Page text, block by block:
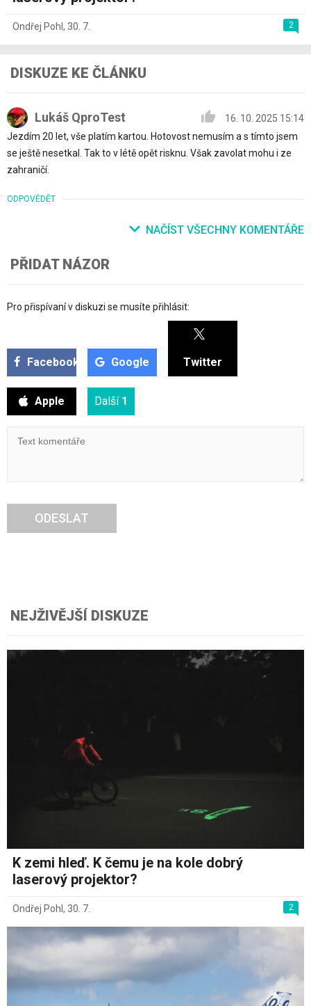
2
Ondřej Pohl , 30. 7.
DISKUZE KE ČLÁNKU
Lukáš QproTest
16. 10. 2025 15:14
Jezdím 20 let, vše platím kartou. Hotovost nemusím a s tímto jsem
se ještě nesetkal. Tak to v létě opět risknu. Však zavolat mohu i ze
zahraničí.
ODPOVĚDĚT
NAČÍST VŠECHNY KOMENTÁŘE
PŘIDAT NÁZOR
Pro přispívaní v diskuzi se musíte přihlásit:
Facebook Google Twitter
Apple Další 1
ODESLAT
NEJŽIVĚJŠÍ DISKUZE
K zemi hleď. K čemu je na kole dobrý
laserový projektor?
2
Ondřej Pohl , 30. 7.